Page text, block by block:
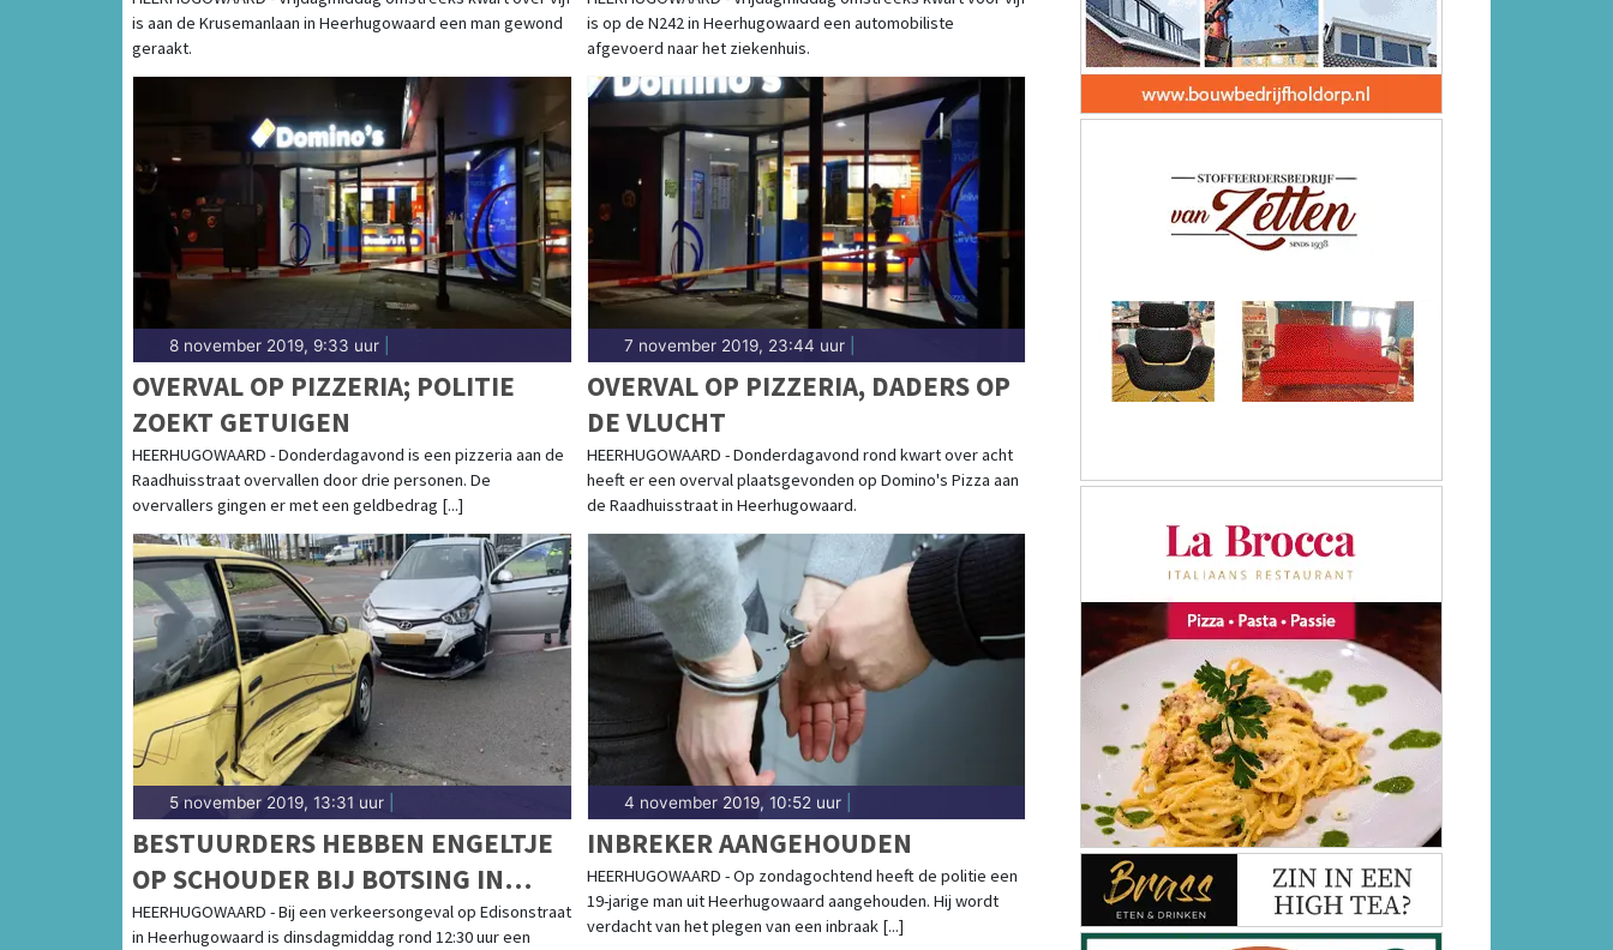
getuige van een misdrijf of ongeluk of bij een vermissing in Heerhugowaard, wil je dat direct
weten. Goed nieuws, want wij houden jou up-to-date met het laatste nieuws uit Heerhugowaard.
COMPLETE VERHALEN 112 HEERHUGOWAARD
Als betrokken Heerhugowaarder wil je zo snel mogelijk weten wat er allemaal speelt in jouw
regio. Dat snappen wij! Daarom brengen onze bevlogen reporters het laatste 112 nieuws direct
bij jou thuis. Daarbij informeren ze jou over de feiten en gaan ze op zoek naar de complete
verhalen achter het nieuws. Op de site van Heerhugowaards Dagblad vind jij altijd direct het
laatste nieuws uit Heerhugowaard en de regio.
is aan de Krusemanlaan in Heerhugowaard een man gewond
geraakt.
is op de N242 in Heerhugowaard een automobiliste
afgevoerd naar het ziekenhuis.
8 november 2019, 9:33 uur
OVERVAL OP PIZZERIA; POLITIE
ZOEKT GETUIGEN
HEERHUGOWAARD - Donderdagavond is een pizzeria aan de
Raadhuisstraat overvallen door drie personen. De
overvallers gingen er met een geldbedrag [...]
7 november 2019, 23:44 uur|
OVERVAL OP PIZZERIA, DADERS OP
DE VLUCHT
HEERHUGOWAARD - Donderdagavond rond kwart over acht
heeft er een overval plaatsgevonden op Domino's Pizza aan
de Raadhuisstraat in Heerhugowaard.
5 november 2019, 13:31 uur
BESTUURDERS HEBBEN ENGELTJE
OP SCHOUDER BIJ BOTSING IN
HEERHUGOWAARD
HEERHUGOWAARD - Bij een verkeersongeval op Edisonstraat
in Heerhugowaard is dinsdagmiddag rond 12:30 uur een
4 november 2019, 10:52 uur|
INBREKER AANGEHOUDEN
HEERHUGOWAARD - Op zondagochtend heeft de politie een
19-jarige man uit Heerhugowaard aangehouden. Hij wordt
verdacht van het plegen van een inbraak [...]